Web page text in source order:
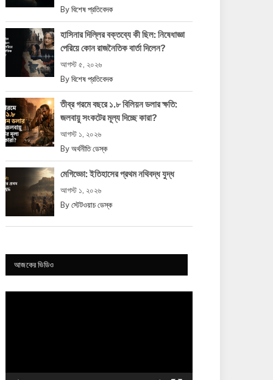
By বিশেষ প্রতিবেদক
হাসিনার দিল্লির বক্তব্যে কী ছিল: নিষেধাজ্ঞা
পেরিয়ে কোন রাজনৈতিক বার্তা দিলেন?
আগস্ট ৫, ২০২৬
By বিশেষ প্রতিবেদক
তীব্র গরমে বছরে ১.৮ বিলিয়ন ডলার ক্ষতি:
জলবায়ু সংকটের মূল্য দিচ্ছে কারা?
আগস্ট ১, ২০২৬
By অর্থনীতি ডেস্ক
মেগিড্ডো: ইতিহাসের প্রথম নথিবদ্ধ যুদ্ধ
আগস্ট ১, ২০২৬
By স্টেটওয়াচ ডেস্ক
আজকের ভিডিও